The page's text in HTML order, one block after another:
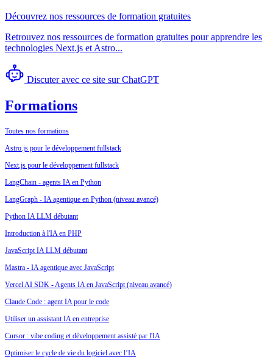
Découvrez nos ressources de formation gratuites
Retrouvez nos ressources de formation gratuites pour apprendre les
technologies Next.js et Astro...
Discuter avec ce site sur ChatGPT
Formations
Toutes nos formations
Astro.js pour le développement fullstack
Next.js pour le développement fullstack
LangChain - agents IA en Python
LangGraph - IA agentique en Python (niveau avancé)
Python IA LLM débutant
Introduction à l'IA en PHP
JavaScript IA LLM débutant
Mastra - IA agentique avec JavaScript
Vercel AI SDK - Agents IA en JavaScript (niveau avancé)
Claude Code : agent IA pour le code
Utiliser un assistant IA en entreprise
Cursor : vibe coding et développement assisté par l'IA
Optimiser le cycle de vie du logiciel avec l’IA